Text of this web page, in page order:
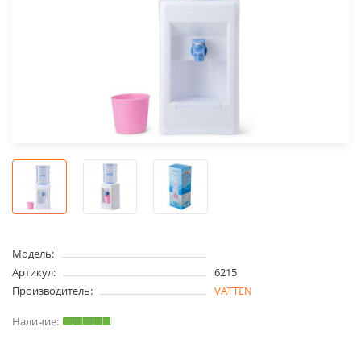
Модель:
Артикул:
6215
Производитель:
VATTEN